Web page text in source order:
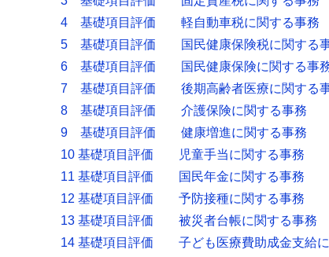
4 基礎項目評価 軽自動車税に関する事
5 基礎項目評価 国民健康保険税に関する
6 基礎項目評価 国民健康保険に関する
7 基礎項目評価 後期高齢者医療に関する
8 基礎項目評価 介護保険に関する事務
9 基礎項目評価 健康増進に関する事務
10 基礎項目評価 児童手当に関する事務
11 基礎項目評価 国民年金に関する事務
12 基礎項目評価 予防接種に関する事務
13 基礎項目評価 被災者台帳に関する事務
14 基礎項目評価 子ども医療費助成金支給